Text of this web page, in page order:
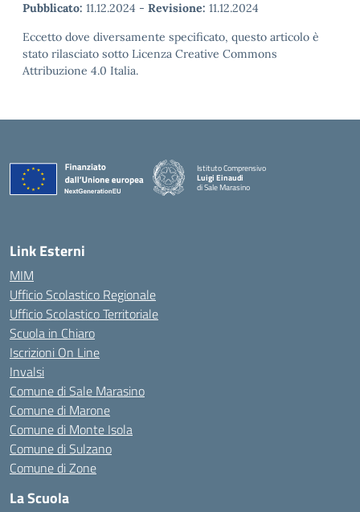
Pubblicato: 11.12.2024 - Revisione: 11.12.2024
Eccetto dove diversamente specificato, questo articolo è
stato rilasciato sotto Licenza Creative Commons
Attribuzione 4.0 Italia.
Istituto Comprensivo
Luigi Einaudi
di Sale Marasino
Link Esterni
MIM
Ufficio Scolastico Regionale
Ufficio Scolastico Territoriale
Scuola in Chiaro
Iscrizioni On Line
Invalsi
Comune di Sale Marasino
Comune di Marone
Comune di Monte Isola
Comune di Sulzano
Comune di Zone
La Scuola